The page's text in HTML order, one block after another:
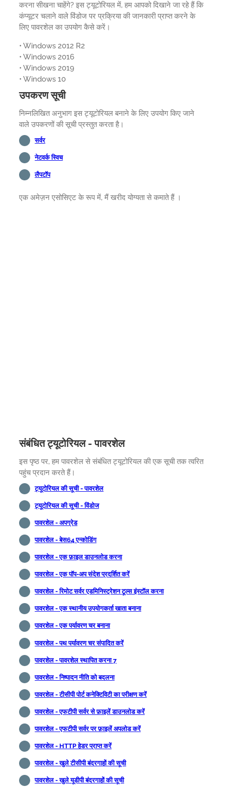
करना सीखना चाहेंगे? इस ट्यूटोरियल में, हम आपको दिखाने जा रहे हैं कि
कंप्यूटर चलाने वाले विंडोज पर प्रक्रिया की जानकारी प्राप्त करने के
लिए पावरशेल का उपयोग कैसे करें।
• Windows 2012 R2
• Windows 2016
• Windows 2019
• Windows 10
उपकरण सूची
निम्नलिखित अनुभाग इस ट्यूटोरियल बनाने के लिए उपयोग किए जाने
वाले उपकरणों की सूची प्रस्तुत करता है।
सर्वर
नेटवर्क स्विच
लैपटॉप
एक अमेज़न एसोसिएट के रूप में, मैं खरीद योग्यता से कमाते हैं ।
संबंधित ट्यूटोरियल - पावरशेल
इस पृष्ठ पर, हम पावरशेल से संबंधित ट्यूटोरियल की एक सूची तक त्वरित
पहुंच प्रदान करते हैं।
ट्यूटोरियल की सूची - पावरशेल
ट्यूटोरियल की सूची - विंडोज
पावरशेल - अपग्रेड
पावरशेल - बेस64 एन्कोडिंग
पावरशेल - एक फ़ाइल डाउनलोड करना
पावरशेल - एक पॉप-अप संदेश प्रदर्शित करें
पावरशेल - रिमोट सर्वर एडमिनिस्ट्रेशन टूल्स इंस्टॉल करना
पावरशेल - एक स्थानीय उपयोगकर्ता खाता बनाना
पावरशेल - एक पर्यावरण चर बनाना
पावरशेल - पथ पर्यावरण चर संपादित करें
पावरशेल - पावरशेल स्थापित करना 7
पावरशेल - निष्पादन नीति को बदलना
पावरशेल - टीसीपी पोर्ट कनेक्टिविटी का परीक्षण करें
पावरशेल - एफटीपी सर्वर से फ़ाइलें डाउनलोड करें
पावरशेल - एफटीपी सर्वर पर फ़ाइलें अपलोड करें
पावरशेल - HTTP हेडर प्राप्त करें
पावरशेल - खुले टीसीपी बंदरगाहों की सूची
पावरशेल - खुले यूडीपी बंदरगाहों की सूची